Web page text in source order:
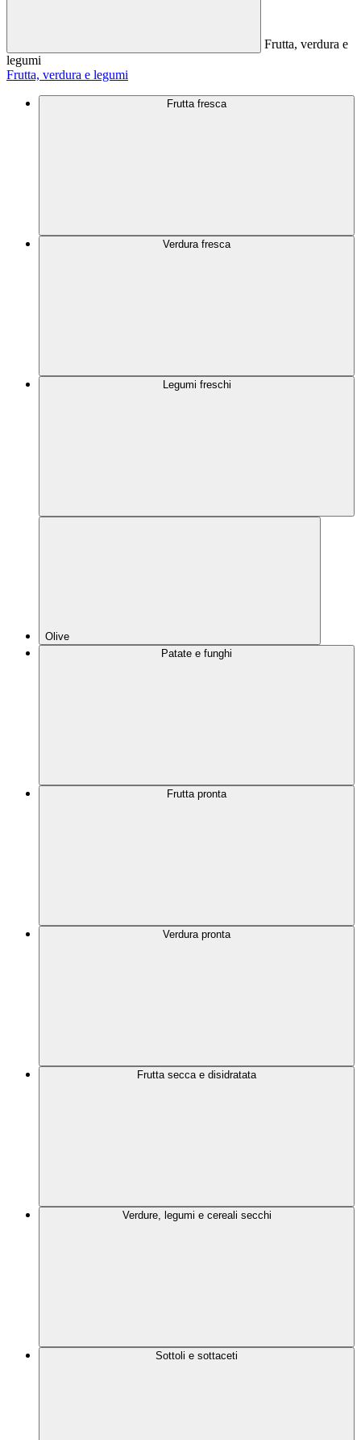
Frutta, verdura e
legumi
Frutta, verdura e legumi
Frutta fresca
Verdura fresca
Legumi freschi
Olive
Patate e funghi
Frutta pronta
Verdura pronta
Frutta secca e disidratata
Verdure, legumi e cereali secchi
Sottoli e sottaceti